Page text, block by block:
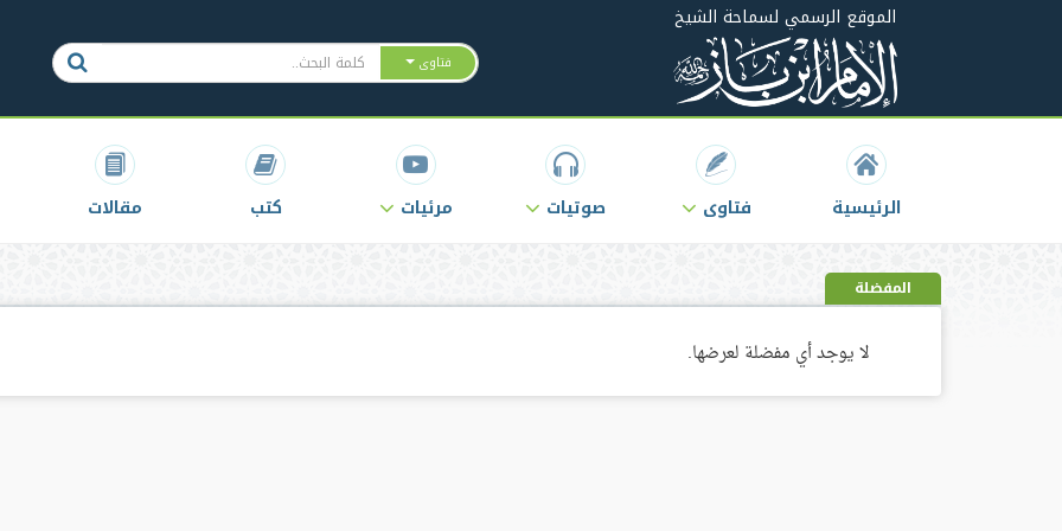
الموقع الرسمي لسماحة الشيخ
فتاوى
الرئيسية فتاوى صوتيات مرئيات كتب مقالات
المفضلة
لا يوجد أي مفضلة لعرضها.